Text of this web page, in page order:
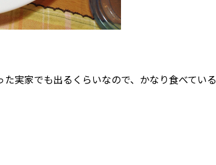
実家でも出るくらいなので、かなり食べている